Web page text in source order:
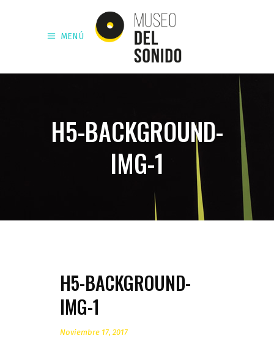
MENÚ
H5-BACKGROUND-
IMG-1
H5-BACKGROUND-
IMG-1
Noviembre 17, 2017